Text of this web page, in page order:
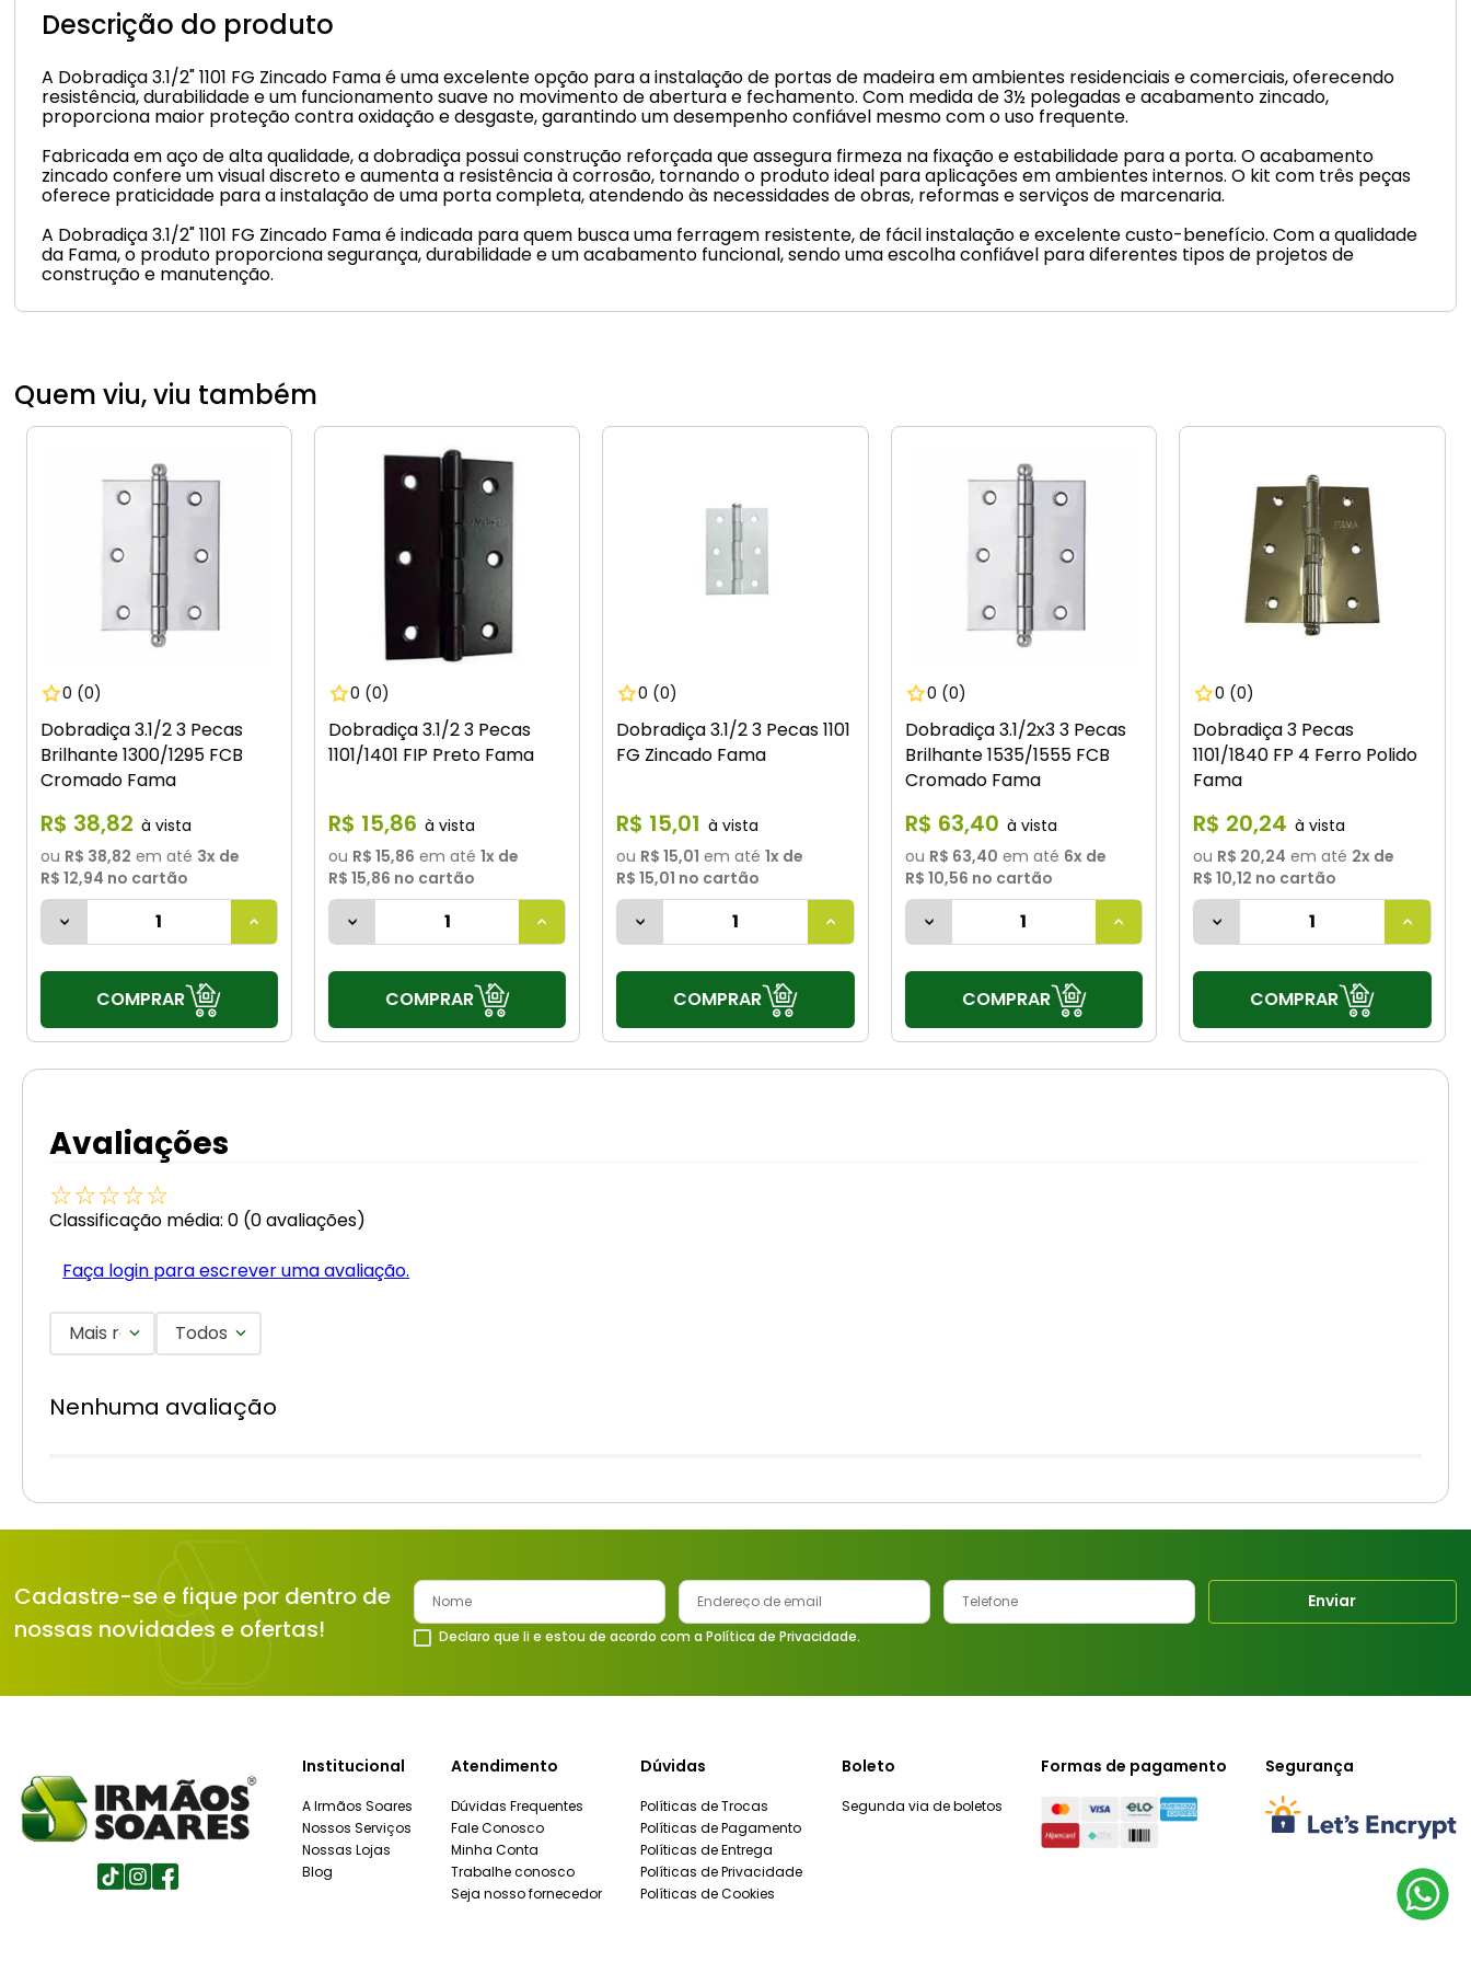
Descrição do produto
A Dobradiça 3.1/2" 1101 FG Zincado Fama é uma excelente opção para a instalação de portas de madeira em ambientes residenciais e comerciais, oferecendo
resistência, durabilidade e um funcionamento suave no movimento de abertura e fechamento. Com medida de 3½ polegadas e acabamento zincado,
proporciona maior proteção contra oxidação e desgaste, garantindo um desempenho confiável mesmo com o uso frequente.
Fabricada em aço de alta qualidade, a dobradiça possui construção reforçada que assegura firmeza na fixação e estabilidade para a porta. O acabamento
zincado confere um visual discreto e aumenta a resistência à corrosão, tornando o produto ideal para aplicações em ambientes internos. O kit com três peças
oferece praticidade para a instalação de uma porta completa, atendendo às necessidades de obras, reformas e serviços de marcenaria.
A Dobradiça 3.1/2" 1101 FG Zincado Fama é indicada para quem busca uma ferragem resistente, de fácil instalação e excelente custo-benefício. Com a qualidade
da Fama, o produto proporciona segurança, durabilidade e um acabamento funcional, sendo uma escolha confiável para diferentes tipos de projetos de
construção e manutenção.
Quem viu, viu também
0 (0)
Dobradiça 3.1/2 3 Pecas
Brilhante 1300/1295 FCB
Cromado Fama
R$ 38,82
ou R$ 38,82 em até 3x de
R$ 12,94 no cartão
COMPRAR
0 (0)
Dobradiça 3.1/2 3 Pecas
1101/1401 FIP Preto Fama
R$ 15,86
ou R$ 15,86 em até 1x de
R$ 15,86 no cartão
COMPRAR
0 (0)
Dobradiça 3.1/2 3 Pecas 1101
FG Zincado Fama
R$ 15,01
ou R$ 15,01 em até 1x de
R$ 15,01 no cartão
COMPRAR
0 (0)
Dobradiça 3.1/2x3 3 Pecas
Brilhante 1535/1555 FCB
Cromado Fama
R$ 63,40
ou R$ 63,40 em até 6x de
R$ 10,56 no cartão
COMPRAR
0 (0)
Dobradiça 3 Pecas
1101/1840 FP 4 Ferro Polido
Fama
R$ 20,24
ou R$ 20,24 em até 2x de
R$ 10,12 no cartão
COMPRAR
Avaliações
☆☆☆☆☆
Classificação média: 0 (0 avaliações)
Faça login para escrever uma avaliação.
Mais recentesTodos
Nenhuma avaliação
Cadastre-se e fique por dentro de
nossas novidades e ofertas!
Enviar
Declaro que li e estou de acordo com a Política de Privacidade.
Institucional
A Irmãos Soares
Nossos Serviços
Nossas Lojas
Blog
Atendimento
Dúvidas Frequentes
Fale Conosco
Minha Conta
Trabalhe conosco
Seja nosso fornecedor
Dúvidas
Políticas de Trocas
Políticas de Pagamento
Políticas de Entrega
Políticas de Privacidade
Políticas de Cookies
Boleto
Segunda via de boletos
Formas de pagamento Segurança